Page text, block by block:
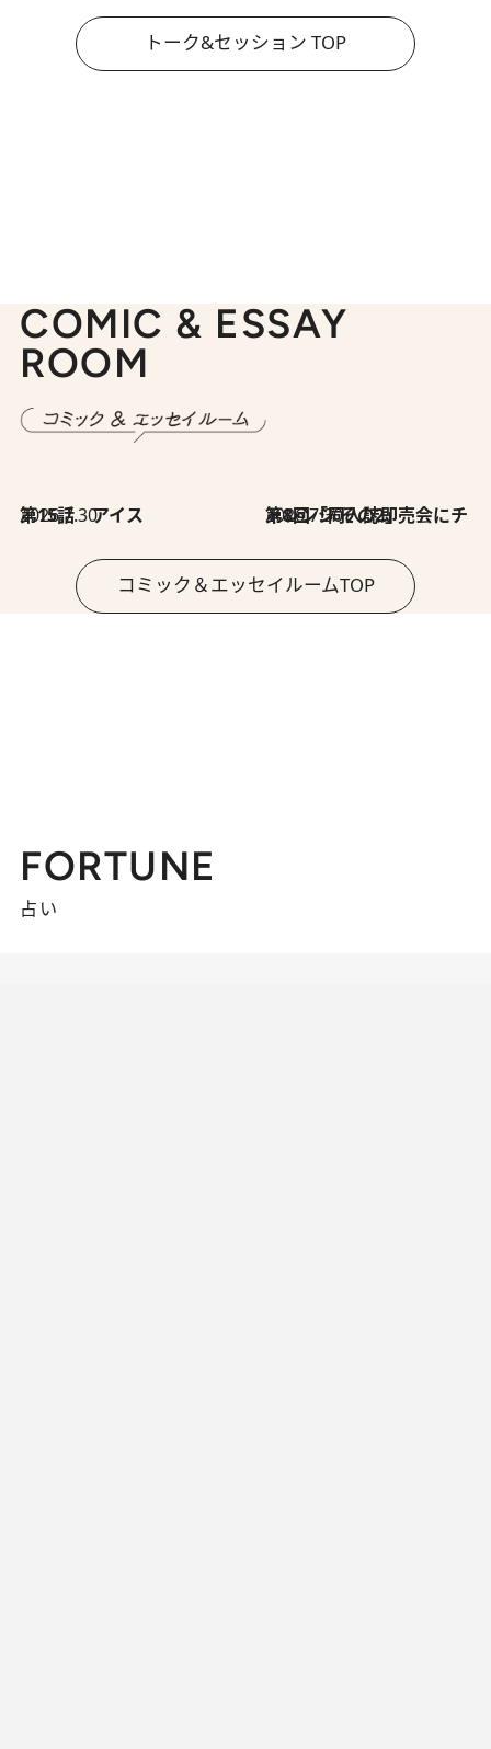
トーク&セッション TOP
COMIC & ESSAY
ROOM
2026.7.30
第15話 アイス 2026.7.30
第8回「同人誌即売会にチャレンジ その2」
コミック＆エッセイルームTOP
FORTUNE
占い